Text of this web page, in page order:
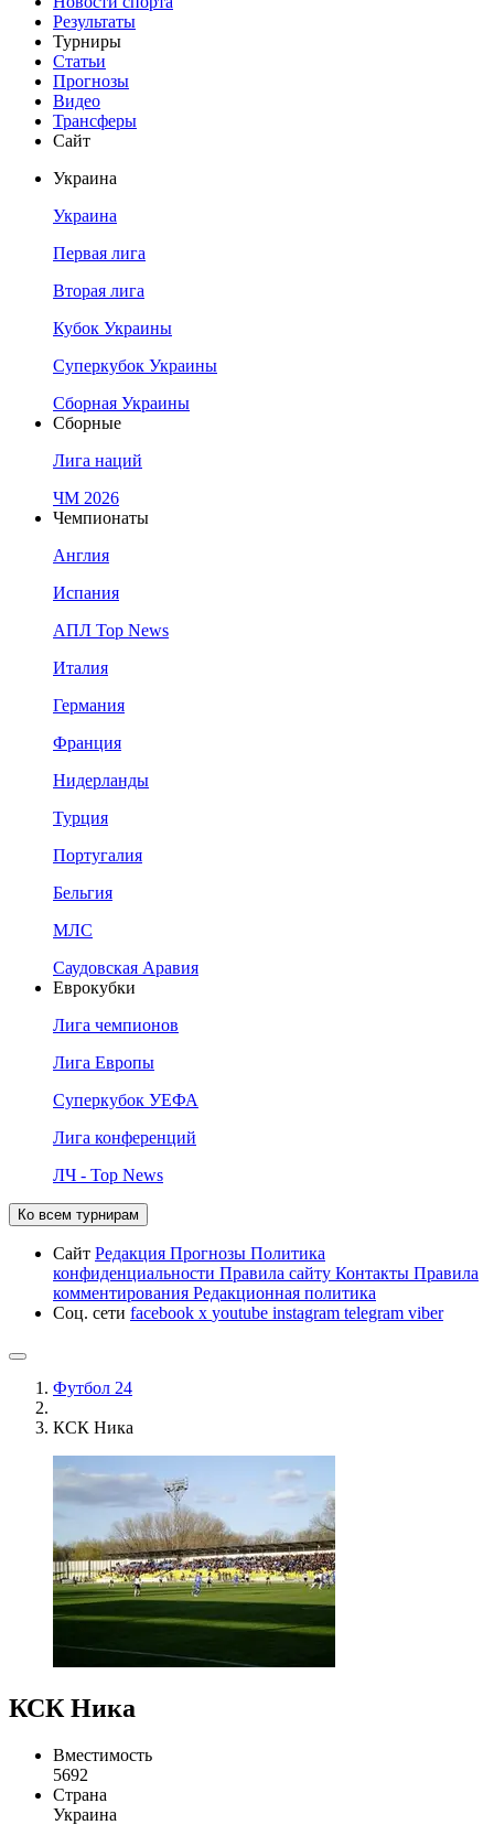
Результаты
Турниры
Статьи
Прогнозы
Видео
Трансферы
Сайт
Украина
Украина
Первая лига
Вторая лига
Кубок Украины
Суперкубок Украины
Сборная Украины
Сборные
Лига наций
ЧМ 2026
Чемпионаты
Англия
Испания
АПЛ Top News
Италия
Германия
Франция
Нидерланды
Турция
Португалия
Бельгия
МЛС
Саудовская Аравия
Еврокубки
Лига чемпионов
Лига Европы
Суперкубок УЕФА
Лига конференций
ЛЧ - Top News
Ко всем турнирам
Сайт Редакция Прогнозы Политика
конфиденциальности Правила сайту Контакты Правила
комментирования Редакционная политика
Соц. сети facebook x youtube instagram telegram viber
Футбол 24
КСК Ника
КСК Ника
Вместимость
5692
Страна
Украина